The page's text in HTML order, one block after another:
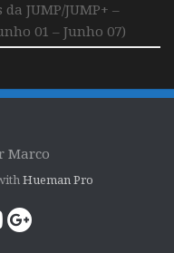
JUMP/JUMP+ –
01 – Junho 07)
Marco
Hueman Pro